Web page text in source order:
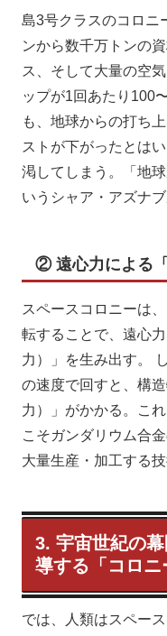
島3号クラスのコロニ
ンから数千万トンの
ス、そして大量の空
ップが1回あたり100
も、地球からの打ち
ストが下がったとは
渇してしまう。「地
いうシャア・アズナ
② 遠心力による
スペースコロニーは
転することで、遠心
力）」を生み出す。
の速度で回すと、構
力）」がかかる。こ
こそガンダリウム合
大量生産・加工する
3. 宇宙世紀の
導する「コロニ
では、人類はスペー